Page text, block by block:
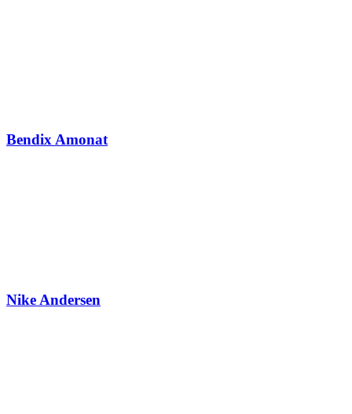
Bendix Amonat
Nike Andersen